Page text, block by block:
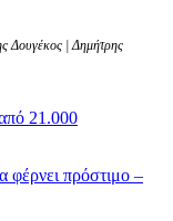
Δουγέκος | Δημήτρης
21.000
φέρνει πρόστιμο –